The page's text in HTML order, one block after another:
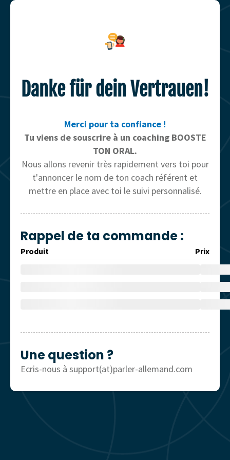
Danke für dein Vertrauen!
Merci pour ta confiance !
Tu viens de souscrire à un coaching BOOSTE
TON ORAL.
Nous allons revenir très rapidement vers toi pour
t'annoncer le nom de ton coach référent et
mettre en place avec toi le suivi personnalisé.
Rappel de ta commande :
Produit Prix
Une question ?
Ecris-nous à support(at)parler-allemand.com